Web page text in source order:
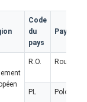
Code
du
pays
Pays
R.O.
PL Pologne